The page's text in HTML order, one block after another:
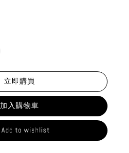
立即購買
加入購物車
Add to wishlist